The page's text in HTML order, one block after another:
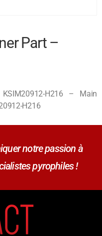
Part –
H216 – Main
H216
notre passion à
pyrophiles !